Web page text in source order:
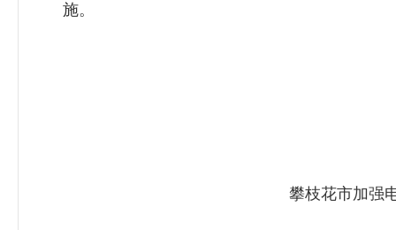
施。
攀枝花市加强电